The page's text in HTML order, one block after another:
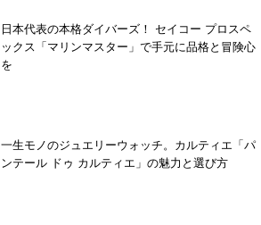
日本代表の本格ダイバーズ！ セイコー プロスペ
ックス「マリンマスター」で手元に品格と冒険心
を
一生モノのジュエリーウォッチ。カルティエ「パ
ンテール ドゥ カルティエ」の魅力と選び方